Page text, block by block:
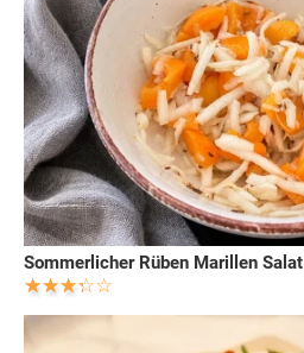
Sommerlicher Rüben Marillen Salat